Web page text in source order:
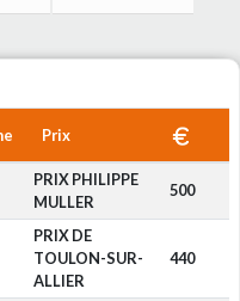
Prix
PRIX PHILIPPE
MULLER
500
PRIX DE
TOULON-SUR-
ALLIER
440